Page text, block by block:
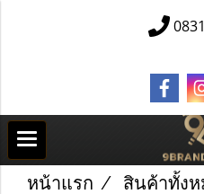
หน้าแรก
สินค้าทั้ง